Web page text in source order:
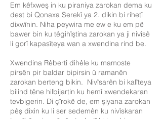
Em kêfxweş in ku piraniya zarokan dema ku
dest bi Qonaxa Serekî ya 2. dikin bi rihetî
dixwînin. Niha peywira me ew e ku em pê
bawer bin ku têgihîştina zarokan ya ji nivîsê
li gorî kapasîteya wan a xwendina rind be.
Xwendina Rêbertî dihêle ku mamoste
pirsên pir baldar bipirsin û ramanên
zarokan berteng bikin. Nivîsarên bi kalîteya
bilind têne hilbijartin ku hemî xwendekaran
tevbigerin. Di çîrokê de, em şiyana zarokan
pêş dixin ku li ser sedemên ku nivîskaran